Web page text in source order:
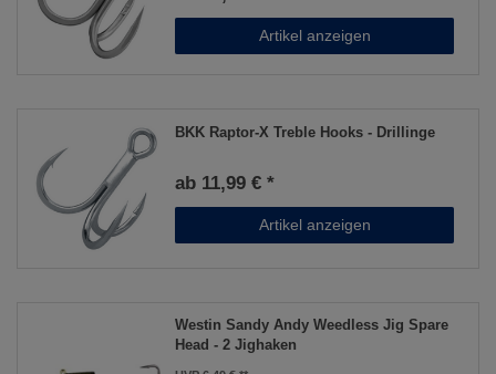
Artikel anzeigen
BKK Raptor-X Treble Hooks - Drillinge
ab 11,99 € *
Artikel anzeigen
Westin Sandy Andy Weedless Jig Spare
Head - 2 Jighaken